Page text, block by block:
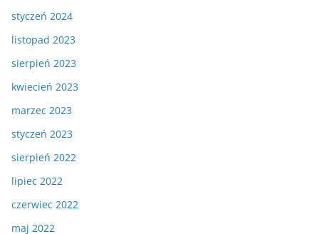
styczeń 2024
listopad 2023
sierpień 2023
kwiecień 2023
marzec 2023
styczeń 2023
sierpień 2022
lipiec 2022
czerwiec 2022
maj 2022